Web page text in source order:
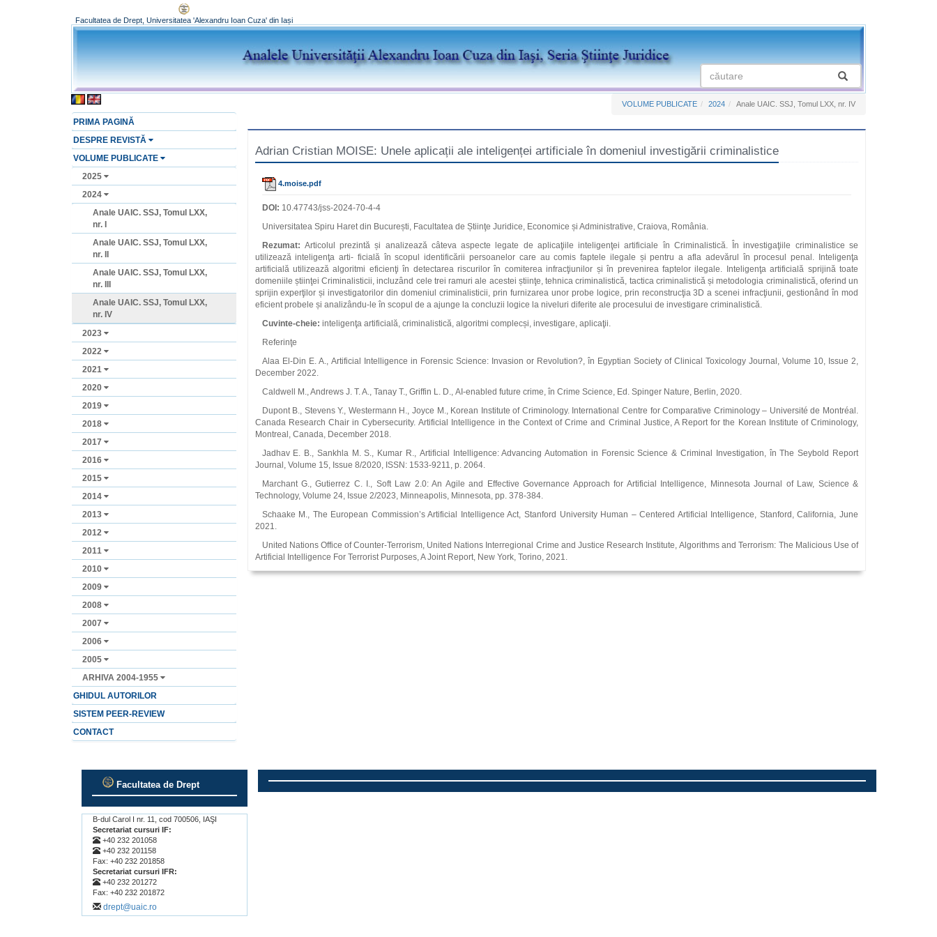
Facultatea de Drept, Universitatea 'Alexandru Ioan Cuza' din Iași
PRIMA PAGINĂ
DESPRE REVISTĂ
VOLUME PUBLICATE
2025
2024
Anale UAIC. SSJ, Tomul LXX,
nr. I
Anale UAIC. SSJ, Tomul LXX,
nr. II
Anale UAIC. SSJ, Tomul LXX,
nr. III
Anale UAIC. SSJ, Tomul LXX,
nr. IV
2023
2022
2021
2020
2019
2018
2017
2016
2015
2014
2013
2012
2011
2010
2009
2008
2007
2006
2005
ARHIVA 2004-1955
GHIDUL AUTORILOR
SISTEM PEER-REVIEW
CONTACT
VOLUME PUBLICATE 2024 Anale UAIC. SSJ, Tomul LXX, nr. IV
Adrian Cristian MOISE: Unele aplicații ale inteligenței artificiale în domeniul investigării criminalistice
4.moise.pdf
DOI: 10.47743/jss-2024-70-4-4
Universitatea Spiru Haret din București, Facultatea de Știinţe Juridice, Economice și Administrative, Craiova, România.
Rezumat: Articolul prezintă și analizează câteva aspecte legate de aplicaţiile inteligenţei artificiale în Criminalistică. În investigaţiile criminalistice se
utilizează inteligenţa arti- ficială în scopul identificării persoanelor care au comis faptele ilegale și pentru a afla adevărul în procesul penal. Inteligenţa
artificială utilizează algoritmi eficienţi în detectarea riscurilor în comiterea infracţiunilor și în prevenirea faptelor ilegale. Inteligenţa artificială sprijină toate
domeniile știinţei Criminalisticii, incluzând cele trei ramuri ale acestei știinţe, tehnica criminalistică, tactica criminalistică și metodologia criminalistică, oferind un
sprijin experţilor și investigatorilor din domeniul criminalisticii, prin furnizarea unor probe logice, prin reconstrucţia 3D a scenei infracţiunii, gestionând în mod
eficient probele și analizându-le în scopul de a ajunge la concluzii logice la niveluri diferite ale procesului de investigare criminalistică.
Cuvinte-cheie: inteligenţa artificială, criminalistică, algoritmi complecși, investigare, aplicaţii.
Referinţe
Alaa El-Din E. A., Artificial Intelligence in Forensic Science: Invasion or Revolution?, în Egyptian Society of Clinical Toxicology Journal, Volume 10, Issue 2,
December 2022.
Caldwell M., Andrews J. T. A., Tanay T., Griffin L. D., AI‐enabled future crime, în Crime Science, Ed. Spinger Nature, Berlin, 2020.
Dupont B., Stevens Y., Westermann H., Joyce M., Korean Institute of Criminology. International Centre for Comparative Criminology – Université de Montréal.
Canada Research Chair in Cybersecurity. Artificial Intelligence in the Context of Crime and Criminal Justice, A Report for the Korean Institute of Criminology,
Montreal, Canada, December 2018.
Jadhav E. B., Sankhla M. S., Kumar R., Artificial Intelligence: Advancing Automation in Forensic Science & Criminal Investigation, în The Seybold Report
Journal, Volume 15, Issue 8/2020, ISSN: 1533-9211, p. 2064.
Marchant G., Gutierrez C. I., Soft Law 2.0: An Agile and Effective Governance Approach for Artificial Intelligence, Minnesota Journal of Law, Science &
Technology, Volume 24, Issue 2/2023, Minneapolis, Minnesota, pp. 378-384.
Schaake M., The European Commission’s Artificial Intelligence Act, Stanford University Human – Centered Artificial Intelligence, Stanford, California, June
2021.
United Nations Office of Counter-Terrorism, United Nations Interregional Crime and Justice Research Institute, Algorithms and Terrorism: The Malicious Use of
Artificial Intelligence For Terrorist Purposes, A Joint Report, New York, Torino, 2021.
Facultatea de Drept
B-dul Carol I nr. 11, cod 700506, IAŞI
Secretariat cursuri IF:
+40 232 201058
+40 232 201158
Fax: +40 232 201858
Secretariat cursuri IFR:
+40 232 201272
Fax: +40 232 201872
drept@uaic.ro